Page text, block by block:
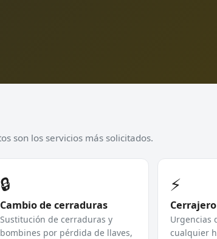
son los servicios más solicitados.
🔒
Cambio de cerraduras
Sustitución de cerraduras y
bombines por pérdida de llaves,
⚡
Urgencias
cualquier